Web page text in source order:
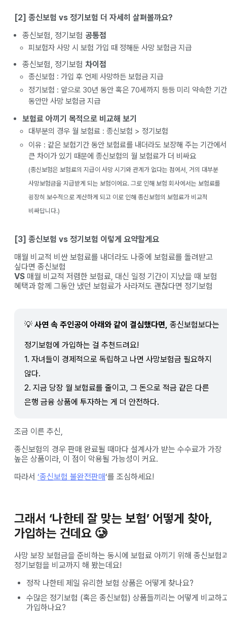
[2] 종신보험 vs 정기보험 더 자세히 살펴볼까요?
종신보험, 정기보험 공통점
피보험자 사망 시 보험 가입 때 정해둔 사망 보험금 지급
종신보험, 정기보험 차이점
종신보험 : 가입 후 언제 사망하든 보험금 지급
정기보험 : 앞으로 30년 동안 혹은 70세까지 등등 미리 약속한 기간
동안만 사망 보험금 지급
보험료 아끼기 목적으로 비교해 보기
대부분의 경우 월 보험료 : 종신보험 > 정기보험
이유 : 같은 보험기간 동안 보험료를 내더라도 보장해 주는 기간에서
큰 차이가 있기 때문에 종신보험의 월 보험료가 더 비싸요
(종신보험은 보험료의 지급이 사망 시기와 관계가 없다는 점에서, 거의 대부분
사망보험금을 지급받게 되는 보험이에요. 그로 인해 보험 회사에서는 보험료를
굉장히 보수적으로 계산하게 되고 이로 인해 종신보험의 보험료가 비교적
비싸답니다.)
[3] 종신보험 vs 정기보험 이렇게 요약할게요
매월 비교적 비싼 보험료를 내더라도 나중에 보험료를 돌려받고
싶다면 종신보험
VS 매월 비교적 저렴한 보험료, 대신 일정 기간이 지났을 때 보험
혜택과 함께 그동안 냈던 보험료가 사라져도 괜찮다면 정기보험
💡 사연 속 주인공이 아래와 같이 결심했다면, 종신보험보다는
정기보험에 가입하는 걸 추천드려요!
1. 자녀들이 경제적으로 독립하고 나면 사망보험금 필요하지
않다.
2. 지금 당장 월 보험료를 줄이고, 그 돈으로 적금 같은 다른
은행 금융 상품에 투자하는 게 더 안전하다.
조금 이른 추신,
종신보험의 경우 판매 완료될 때마다 설계사가 받는 수수료가 가장
높은 상품이라, 이 점이 악용될 가능성이 커요.
따라서 ‘종신보험 불완전판매‘를 조심하세요!
그래서 ‘나한테 잘 맞는 보험’ 어떻게 찾아,
가입하는 건데요 🥲
사망 보장 보험금을 준비하는 동시에 보험료 아끼기 위해 종신보험
정기보험을 비교까지 해 봤는데요!
정작 나한테 제일 유리한 보험 상품은 어떻게 찾나요?
수많은 정기보험 (혹은 종신보험) 상품들끼리는 어떻게 비교하
가입하나요?